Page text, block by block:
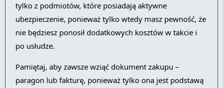
tylko z podmiotów, które posiadają aktywne
ubezpieczenie, ponieważ tylko wtedy masz pewność, że
nie będziesz ponosił dodatkowych kosztów w takcie i
po usłudze.
Pamiętaj, aby zawsze wziąć dokument zakupu –
paragon lub fakturę, ponieważ tylko ona jest podstawą